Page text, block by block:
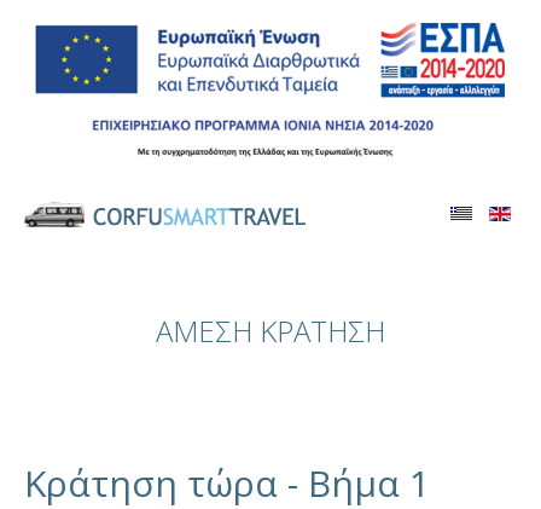
ΑΜΕΣΗ ΚΡΑΤΗΣΗ
Κράτηση τώρα - Βήμα 1